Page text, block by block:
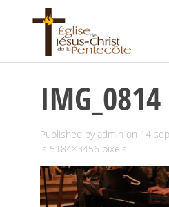
IMG_0814
Published by admin on 14
is 5184×3456 pixels.